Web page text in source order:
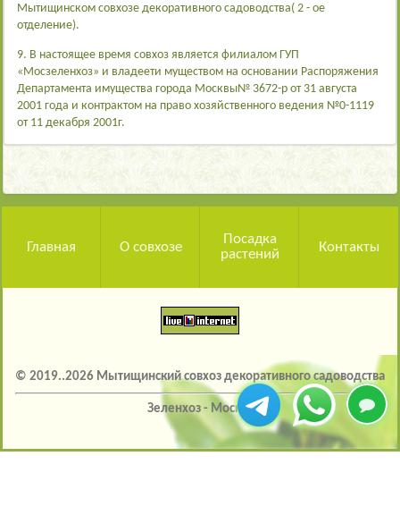
Мытищинском совхозе декоративного садоводства( 2 - ое
отделение).
9. В настоящее время совхоз является филиалом ГУП
«Мосзеленхоз» и владеети муществом на основании Распоряжения
Департамента имущества города Москвы№ 3672-р от 31 августа
2001 года и контрактом на право хозяйственного ведения №0-1119
от 11 декабря 2001г.
Главная О совхозе
Посадка
растений
Контакты
© 2019..2026 Мытищинский совхоз декоративного садоводства
Зеленхоз - Москва